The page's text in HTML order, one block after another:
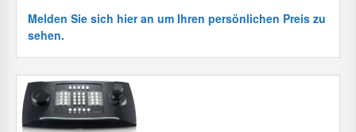
Melden Sie sich hier an um Ihren persönlichen Preis zu
sehen.